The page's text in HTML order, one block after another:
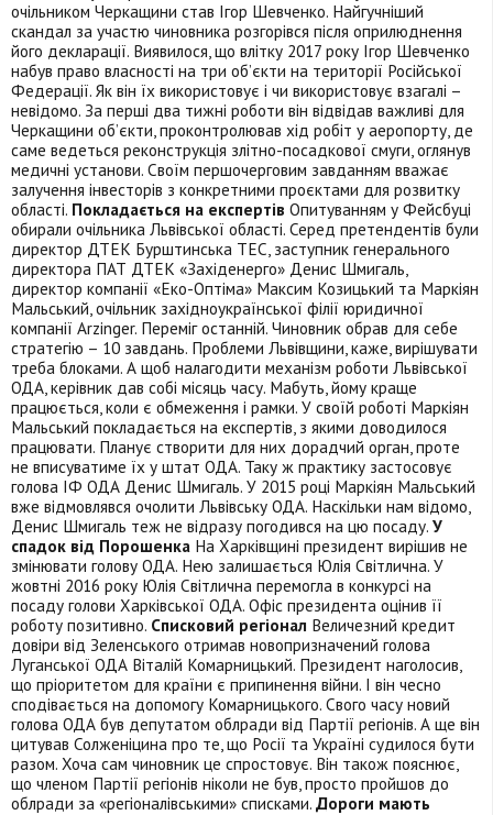
очільником Черкащини став Ігор Шевченко. Найгучніший
скандал за участю чиновника розгорівся після оприлюднення
його декларації. Виявилося, що влітку 2017 року Ігор Шевченко
набув право власності на три об’єкти на території Російської
Федерації. Як він їх використовує і чи використовує взагалі –
невідомо. За перші два тижні роботи він відвідав важливі для
Черкащини об’єкти, проконтролював хід робіт у аеропорту, де
саме ведеться реконструкція злітно-посадкової смуги, оглянув
медичні установи. Своїм першочерговим завданням вважає
залучення інвесторів з конкретними проєктами для розвитку
області. Покладається на експертів Опитуванням у Фейсбуці
обирали очільника Львівської області. Серед претендентів були
директор ДТЕК Бурштинська ТЕС, заступник генерального
директора ПАТ ДТЕК «Західенерго» Денис Шмигаль,
директор компанії «Еко-Оптіма» Максим Козицький та Маркіян
Мальський, очільник західноукраїнської філії юридичної
компанії Arzinger. Переміг останній. Чиновник обрав для себе
стратегію – 10 завдань. Проблеми Львівщини, каже, вирішувати
треба блоками. А щоб налагодити механізм роботи Львівської
ОДА, керівник дав собі місяць часу. Мабуть, йому краще
працюється, коли є обмеження і рамки. У своїй роботі Маркіян
Мальський покладається на експертів, з якими доводилося
працювати. Планує створити для них дорадчий орган, проте
не вписуватиме їх у штат ОДА. Таку ж практику застосовує
голова ІФ ОДА Денис Шмигаль. У 2015 році Маркіян Мальський
вже відмовлявся очолити Львівську ОДА. Наскільки нам відомо,
Денис Шмигаль теж не відразу погодився на цю посаду. У
спадок від Порошенка На Харківщині президент вирішив не
змінювати голову ОДА. Нею залишається Юлія Світлична. У
жовтні 2016 року Юлія Світлична перемогла в конкурсі на
посаду голови Харківської ОДА. Офіс президента оцінив її
роботу позитивно. Списковий регіонал Величезний кредит
довіри від Зеленського отримав новопризначений голова
Луганської ОДА Віталій Комарницький. Президент наголосив,
що пріоритетом для країни є припинення війни. І він чесно
сподівається на допомогу Комарницького. Свого часу новий
голова ОДА був депутатом облради від Партії регіонів. А ще він
цитував Солженіцина про те, що Росії та Україні судилося бути
разом. Хоча сам чиновник це спростовує. Він також пояснює,
що членом Партії регіонів ніколи не був, просто пройшов до
облради за «регіоналівськими» списками. Дороги мають